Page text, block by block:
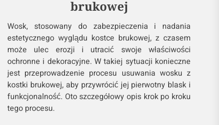
brukowej
Wosk, stosowany do zabezpieczenia i nadania
estetycznego wyglądu kostce brukowej, z czasem
może ulec erozji i utracić swoje właściwości
ochronne i dekoracyjne. W takiej sytuacji konieczne
jest przeprowadzenie procesu usuwania wosku z
kostki brukowej, aby przywrócić jej pierwotny blask i
funkcjonalność. Oto szczegółowy opis krok po kroku
tego procesu.